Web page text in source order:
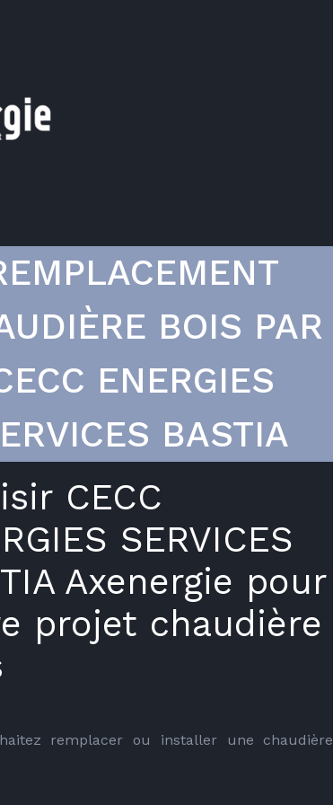
BOIS PAR
ENERGIES
BASTIA
CECC
SERVICES
Axenergie pour
projet chaudière
remplacer ou installer une chaudière